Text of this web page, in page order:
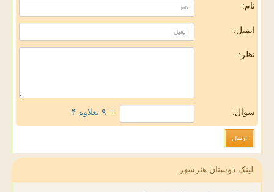
نام:
ایمیل:
نظر:
سوال: = ۹ بعلاوه ۴
لینک دوستان هنرشهر